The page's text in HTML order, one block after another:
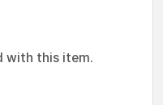
with this item.